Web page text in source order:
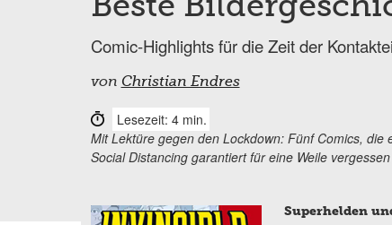
Beste
Comic-Highlights für die Zeit der
von Christian Endres
Lesezeit: 4 min.
Mit Lektüre gegen den Lockdown: Fünf Comics,
Social Distancing garantiert für eine Weile
Superhelden